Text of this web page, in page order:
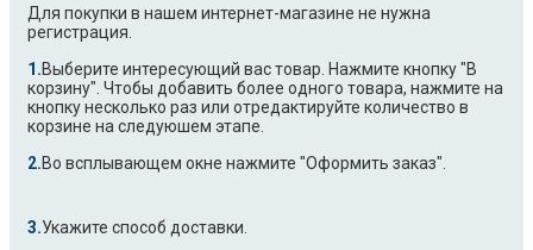
Для покупки в нашем интернет-магазине не нужна
регистрация.
Выберите интересующий вас товар. Нажмите кнопку "В
корзину". Чтобы добавить более одного товара, нажмите на
кнопку несколько раз или отредактируйте количество в
корзине на следуюшем этапе.
Во всплывающем окне нажмите "Оформить заказ".
Укажите способ доставки.